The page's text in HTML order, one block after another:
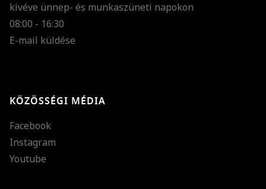
kivéve ünnep- és munkaszüneti napokon
08:00 - 16:30
E-mail küldése
KÖZÖSSÉGI MÉDIA
Facebook
Instagram
Youtube